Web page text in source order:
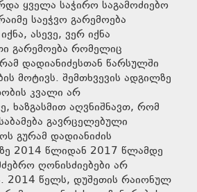
ყველა საჭირო საგამოძიებო
საეჭვო გარემოება
ასევე, ვერ იქნა
გარემოება რომელიც
დადიანიძესთან წარსულში
მოტივს. შემთხვევის ადგილზე
კვალი არ
ხაზგასმით აღვნიშნავთ, რომ
გავრცელებული
გურამ დადიანიძის
2014 წლიდან 2017 წლამდე
ღონისძიებები არ
2014 წელს, დუშეთის რაიონულ